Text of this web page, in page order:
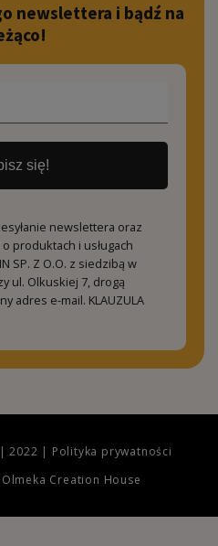
newslettera i bądź na
się!
newslettera oraz
produktach i usługach
SP. Z O.O. z siedzibą w
ul. Olkuskiej 7, drogą
adres e-mail. KLAUZULA
2022 | Polityka prywatności
Creation House